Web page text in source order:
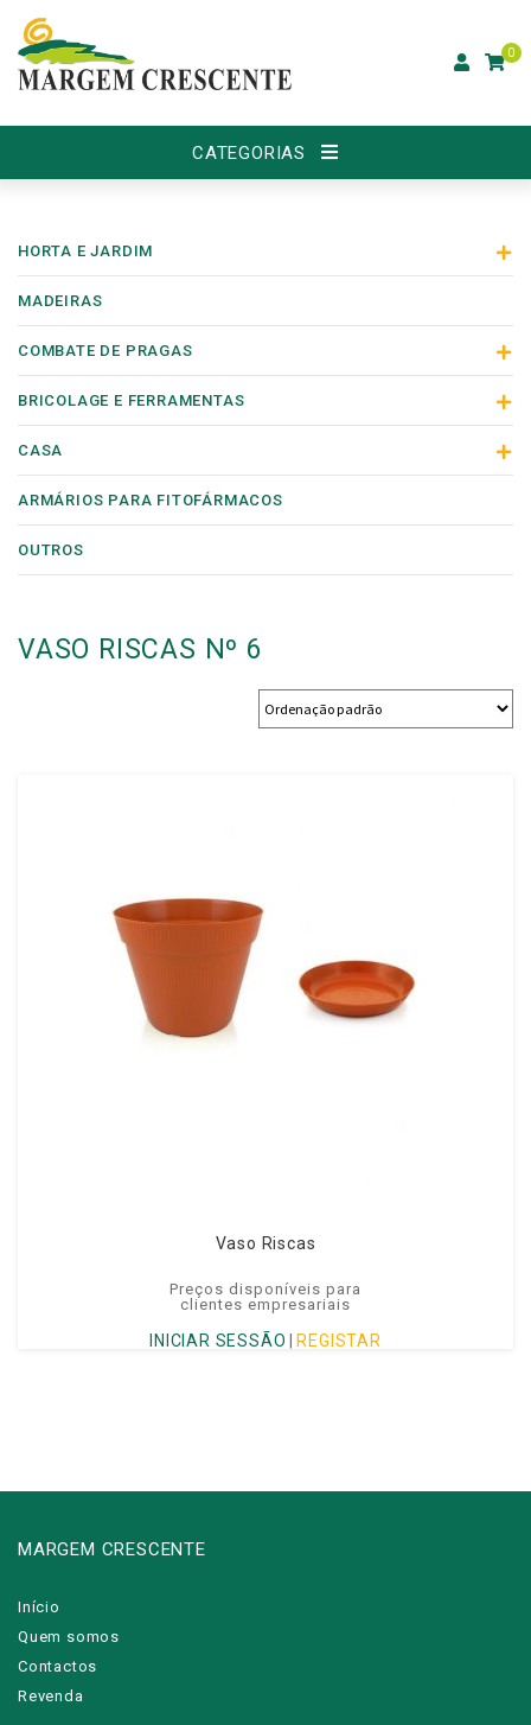
0
CATEGORIAS
HORTA E JARDIM
MADEIRAS
COMBATE DE PRAGAS
BRICOLAGE E FERRAMENTAS
CASA
ARMÁRIOS PARA FITOFÁRMACOS
OUTROS
VASO RISCAS Nº 6
Vaso Riscas
Preços disponíveis para
clientes empresariais
INICIAR SESSÃO REGISTAR
MARGEM CRESCENTE
Início
Quem somos
Contactos
Revenda